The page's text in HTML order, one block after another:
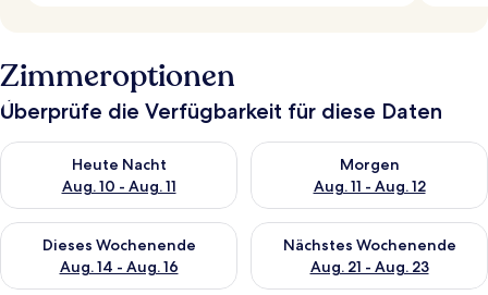
Zimmeroptionen
Überprüfe die Verfügbarkeit für diese Daten
Heute Nacht
Aug. 10 - Aug. 11
Überprüfe die Verfügbarkeit für heute Nacht, Aug. 10 - Aug.
Morgen
Aug. 11 - Aug. 12
Überprüfe die Verfügbarkeit
Dieses Wochenende
Aug. 14 - Aug. 16
Überprüfe die Verfügbarkeit für dieses Wochenende, Aug. 14
Nächstes Wochenende
Aug. 21 - Aug. 23
Überprüfe die Verfügbarkeit